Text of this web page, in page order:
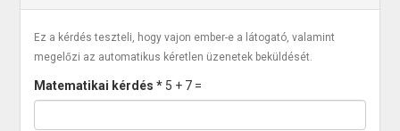
Ez a kérdés teszteli, hogy vajon ember-e a látogató, valamint
megelőzi az automatikus kéretlen üzenetek beküldését.
Matematikai kérdés* 5 + 7 =